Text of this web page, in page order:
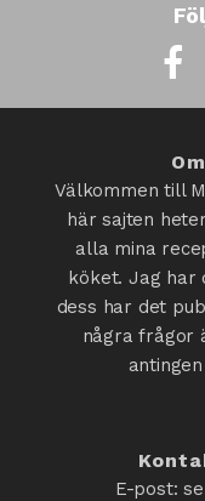
Välkommen till
här sajten
alla mina
köket. Jag har
dess har det
några frågor
E-post: